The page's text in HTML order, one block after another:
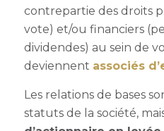
contrepartie des droits
vote) et/ou financiers
dividendes) au sein de
deviennent associés
Les relations de bases
statuts de la société,